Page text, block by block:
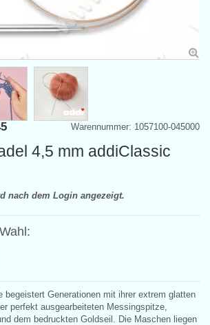
Warennummer: 1057100-045000
4,5 mm addiClassic
nach dem Login angezeigt.
begeistert Generationen mit ihrer extrem glatten
perfekt ausgearbeiteten Messingspitze,
dem bedruckten Goldseil. Die Maschen liegen